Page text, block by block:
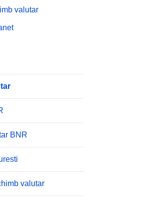
valutar
BNR
valutar